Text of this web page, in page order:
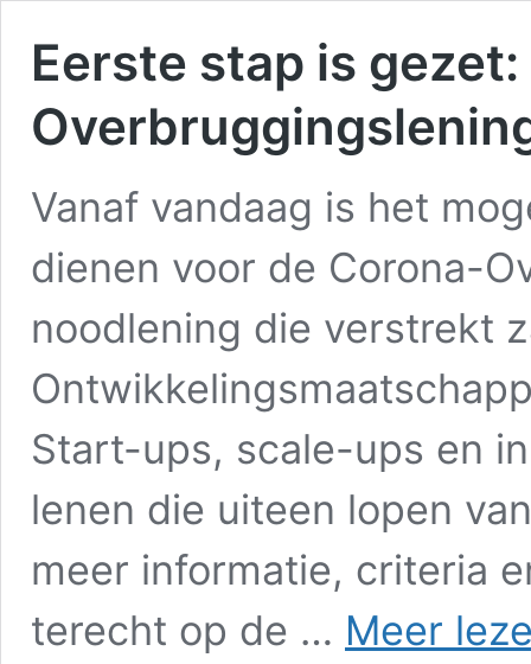
Eerste stap is
Vanaf vandaag is het
dienen voor de Corona-
noodlening die verstrekt
Start-ups, scale-ups en
lenen die uiteen lopen
meer informatie, criteria
terecht op de … Meer